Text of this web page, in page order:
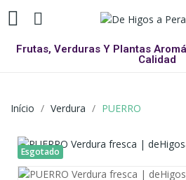
Frutas, Verduras Y Plantas
Calidad
Início Verdura PUERRO
Esgotado